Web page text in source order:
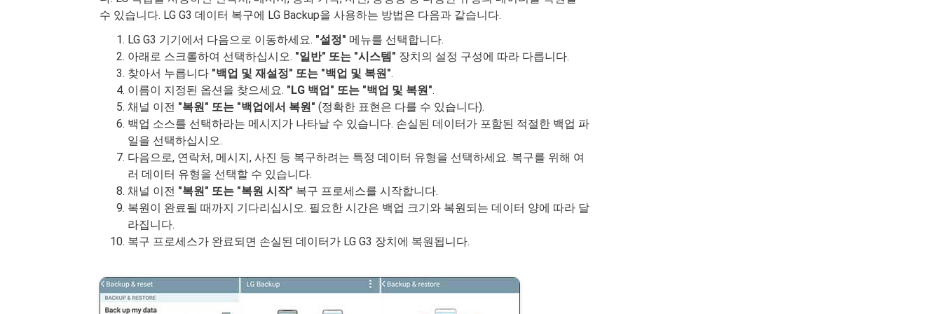
수 있습니다. LG G3 데이터 복구에 LG Backup을 사용하는 방법은 다음과 같습니다.
LG G3 기기에서 다음으로 이동하세요. "설정" 메뉴를 선택합니다.
아래로 스크롤하여 선택하십시오. "일반" 또는 "시스템" 장치의 설정 구성에 따라 다릅니다.
찾아서 누릅니다 "백업 및 재설정" 또는 "백업 및 복원".
이름이 지정된 옵션을 찾으세요. "LG 백업" 또는 "백업 및 복원".
채널 이전 "복원" 또는 "백업에서 복원" (정확한 표현은 다를 수 있습니다).
백업 소스를 선택하라는 메시지가 나타날 수 있습니다. 손실된 데이터가 포함된 적절한 백업 파
일을 선택하십시오.
다음으로, 연락처, 메시지, 사진 등 복구하려는 특정 데이터 유형을 선택하세요. 복구를 위해 여
러 데이터 유형을 선택할 수 있습니다.
채널 이전 "복원" 또는 "복원 시작" 복구 프로세스를 시작합니다.
복원이 완료될 때까지 기다리십시오. 필요한 시간은 백업 크기와 복원되는 데이터 양에 따라 달
라집니다.
복구 프로세스가 완료되면 손실된 데이터가 LG G3 장치에 복원됩니다.